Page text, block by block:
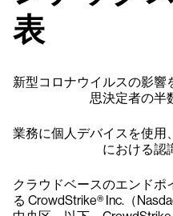
表
新型コロナウイルスの影
思決定者の半
業務に個人デバイスを使用
における認
クラウドベースのエンド
る CrowdStrike® Inc.（